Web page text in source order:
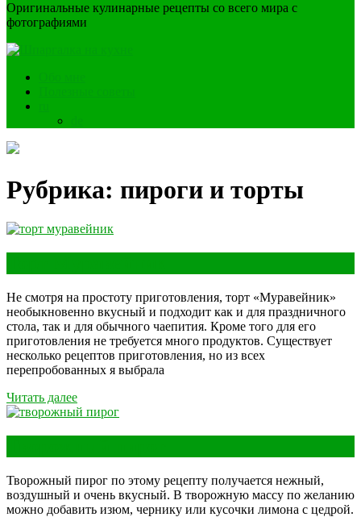
Оригинальные кулинарные рецепты со всего мира с
фотографиями
Рубрика: пироги и торты
Не смотря на простоту приготовления, торт «Муравейник»
необыкновенно вкусный и подходит как и для праздничного
стола, так и для обычного чаепития. Кроме того для его
приготовления не требуется много продуктов. Существует
несколько рецептов приготовления, но из всех
перепробованных я выбрала
Читать далее
Творожный пирог по этому рецепту получается нежный,
воздушный и очень вкусный. В творожную массу по желанию
можно добавить изюм, чернику или кусочки лимона с цедрой.